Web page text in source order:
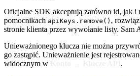
Oficjalne SDK akceptują zarówno id, jak i
pomocnikach apiKeys.remove() ,
stronie klienta przez wywołanie listy. Sam
Unieważnionego klucza nie można
go zastąpić. Unieważnienie jest
widocznym w
.